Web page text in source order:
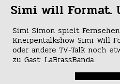
Simi will Format.
Simi Simon spielt
Kneipentalkshow Simi Will
oder andere TV-Talk noch
zu Gast: LaBrassBanda.